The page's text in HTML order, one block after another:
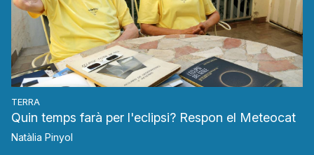
TERRA
Quin temps farà per l'eclipsi? Respon el Meteocat
Natàlia Pinyol